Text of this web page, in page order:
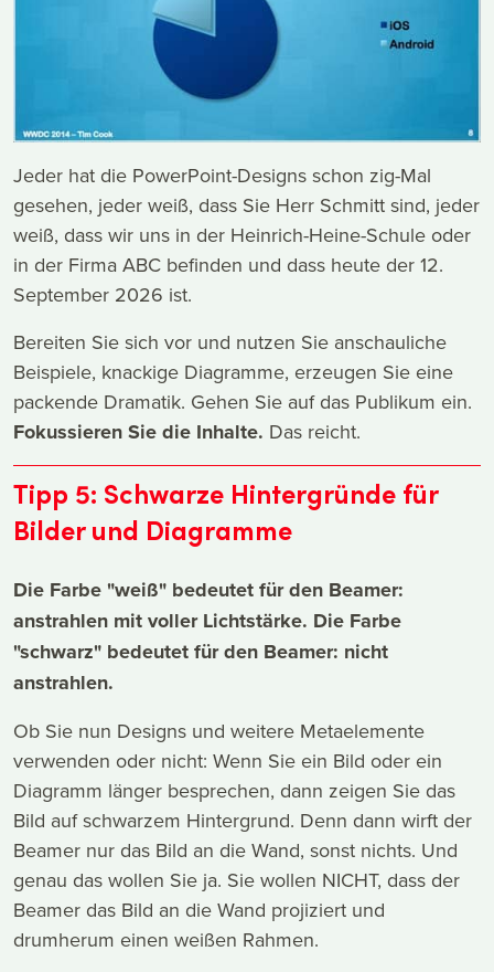
Jeder hat die PowerPoint-Designs schon zig-Mal
gesehen, jeder weiß, dass Sie Herr Schmitt sind, jeder
weiß, dass wir uns in der Heinrich-Heine-Schule oder
in der Firma ABC befinden und dass heute der 12.
September 2026 ist.
Bereiten Sie sich vor und nutzen Sie anschauliche
Beispiele, knackige Diagramme, erzeugen Sie eine
packende Dramatik. Gehen Sie auf das Publikum ein.
Fokussieren Sie die Inhalte. Das reicht.
Tipp 5: Schwarze Hintergründe für
Bilder und Diagramme
Die Farbe "weiß" bedeutet für den Beamer:
anstrahlen mit voller Lichtstärke. Die Farbe
"schwarz" bedeutet für den Beamer: nicht
anstrahlen.
Ob Sie nun Designs und weitere Metaelemente
verwenden oder nicht: Wenn Sie ein Bild oder ein
Diagramm länger besprechen, dann zeigen Sie das
Bild auf schwarzem Hintergrund. Denn dann wirft der
Beamer nur das Bild an die Wand, sonst nichts. Und
genau das wollen Sie ja. Sie wollen NICHT, dass der
Beamer das Bild an die Wand projiziert und
drumherum einen weißen Rahmen.